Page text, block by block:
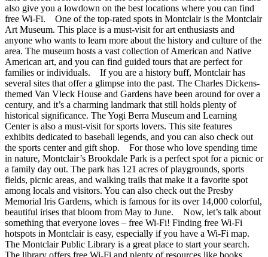
also give you a lowdown on the best locations where you can find
free Wi-Fi. One of the top-rated spots in Montclair is the Montclair
Art Museum. This place is a must-visit for art enthusiasts and
anyone who wants to learn more about the history and culture of the
area. The museum hosts a vast collection of American and Native
American art, and you can find guided tours that are perfect for
families or individuals. If you are a history buff, Montclair has
several sites that offer a glimpse into the past. The Charles Dickens-
themed Van Vleck House and Gardens have been around for over a
century, and it’s a charming landmark that still holds plenty of
historical significance. The Yogi Berra Museum and Learning
Center is also a must-visit for sports lovers. This site features
exhibits dedicated to baseball legends, and you can also check out
the sports center and gift shop. For those who love spending time
in nature, Montclair’s Brookdale Park is a perfect spot for a picnic or
a family day out. The park has 121 acres of playgrounds, sports
fields, picnic areas, and walking trails that make it a favorite spot
among locals and visitors. You can also check out the Presby
Memorial Iris Gardens, which is famous for its over 14,000 colorful,
beautiful irises that bloom from May to June. Now, let’s talk about
something that everyone loves – free Wi-Fi! Finding free Wi-Fi
hotspots in Montclair is easy, especially if you have a Wi-Fi map.
The Montclair Public Library is a great place to start your search.